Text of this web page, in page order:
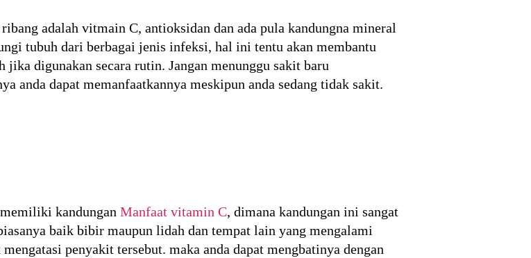
adalah vitmain C, antioksidan dan ada pula kandungna mineral
tubuh dari berbagai jenis infeksi, hal ini tentu akan membantu
digunakan secara rutin. Jangan menunggu sakit baru
anda dapat memanfaatkannya meskipun anda sedang tidak sakit.
kandungan Manfaat vitamin C, dimana kandungan ini sangat
baik bibir maupun lidah dan tempat lain yang mengalami
penyakit tersebut. maka anda dapat mengbatinya dengan